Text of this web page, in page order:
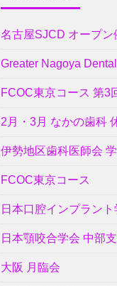
名古屋SJCD オープン
Greater Nagoya
FCOC東京コース 第3
2月・3月 なかの歯科
伊勢地区歯科医師会
FCOC東京コース
日本口腔インプラン
日本顎咬合学会 中部
大阪 月臨会